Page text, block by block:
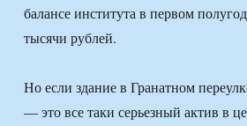
балансе института в первом
тысячи рублей.
Но если здание в Гранатном
— это все таки серьезный актив в